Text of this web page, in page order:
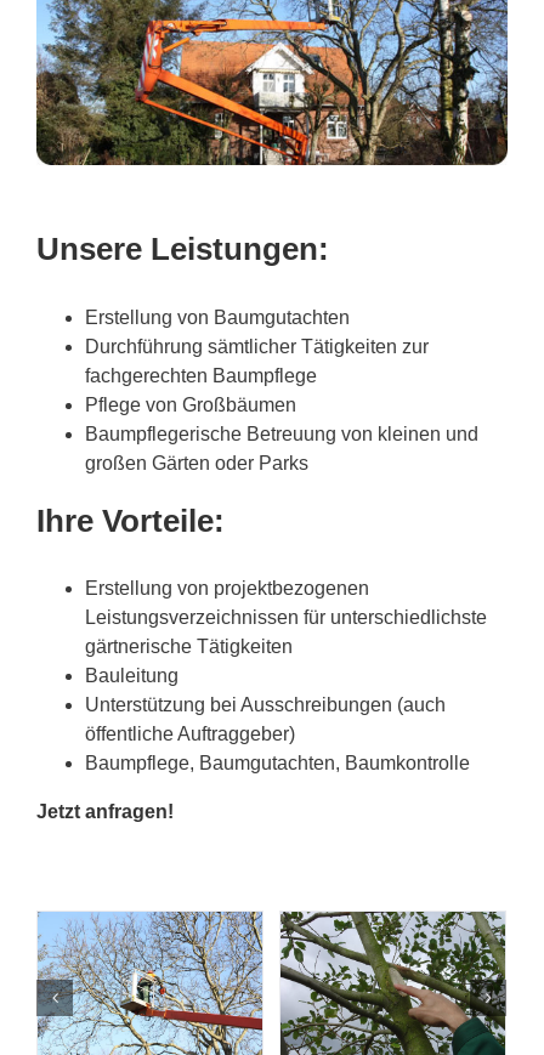
Unsere Leistungen:
Erstellung von Baumgutachten
Durchführung sämtlicher Tätigkeiten zur
fachgerechten Baumpflege
Pflege von Großbäumen
Baumpflegerische Betreuung von kleinen und
großen Gärten oder Parks
Ihre Vorteile:
Erstellung von projektbezogenen
Leistungsverzeichnissen für unterschiedlichste
gärtnerische Tätigkeiten
Bauleitung
Unterstützung bei Ausschreibungen (auch
öffentliche Auftraggeber)
Baumpflege, Baumgutachten, Baumkontrolle
Jetzt anfragen!